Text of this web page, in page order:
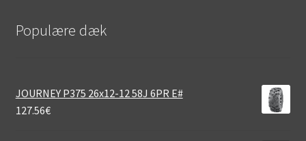
Populære dæk
JOURNEY P375 26x12-12 58J 6PR E#
127.56€